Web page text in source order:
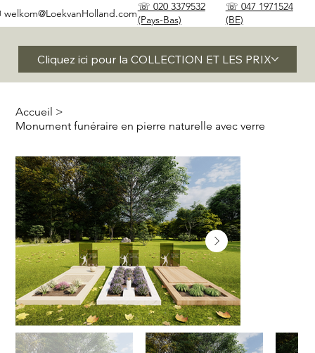
Cliquez ici pour la COLLECTION ET LES PRIX
☏ 020 3379532
(Pays-Bas)
☏ 047 1971524
(BE)
welkom@LoekvanHolland.com
Accueil >
Monument funéraire en pierre naturelle avec verre